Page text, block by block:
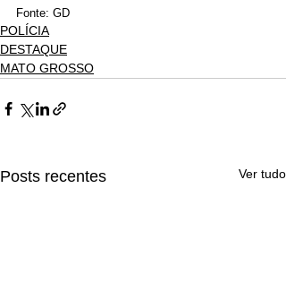
Fonte: GD
POLÍCIA
DESTAQUE
MATO GROSSO
Posts recentes Ver tudo